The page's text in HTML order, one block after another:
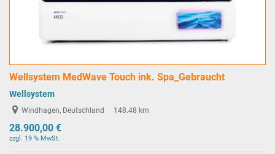
Wellsystem MedWave Touch ink. Spa_Gebraucht
Wellsystem
Windhagen, Deutschland 148.48 km
28.900,00 €
zzgl. 19 % MwSt.